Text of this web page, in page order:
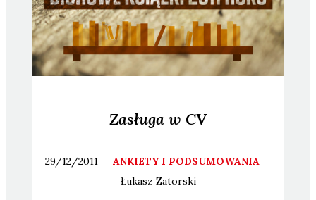
Zasługa w CV
29/12/2011
ANKIETY I PODSUMOWANIA
Łukasz Zatorski